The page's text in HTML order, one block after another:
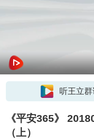
听王立
《平安365》
（上）